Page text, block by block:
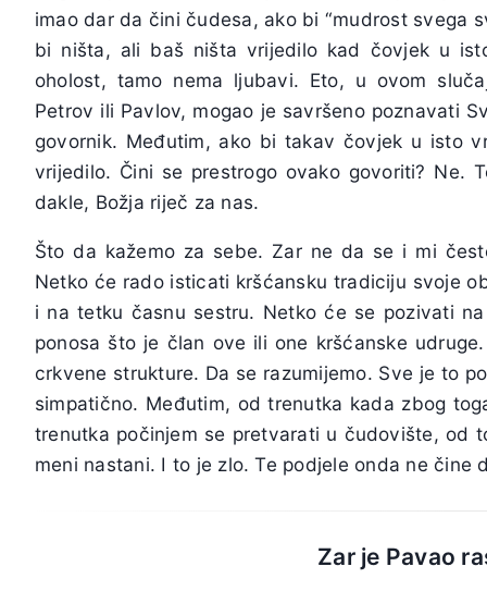
imao dar da čini čudesa, ako bi “mudrost svega
bi ništa, ali baš ništa vrijedilo kad čovjek u
oholost, tamo nema ljubavi. Eto, u ovom
Petrov ili Pavlov, mogao je savršeno poznavati
govornik. Međutim, ako bi takav čovjek u isto
vrijedilo. Čini se prestrogo ovako govoriti? Ne.
dakle, Božja riječ za nas.
Što da kažemo za sebe. Zar ne da se i mi
Netko će rado isticati kršćansku tradiciju svoje
i na tetku časnu sestru. Netko će se pozivati
ponosa što je član ove ili one kršćanske
crkvene strukture. Da se razumijemo. Sve je to
simpatično. Međutim, od trenutka kada zbog
trenutka počinjem se pretvarati u čudovište, od
meni nastani. I to je zlo. Te podjele onda ne čine
Zar je Pavao